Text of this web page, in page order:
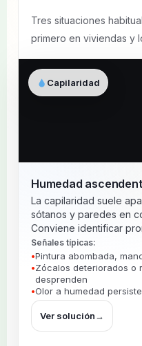
Tres situaciones
primero en viviendas y
Capilaridad
Humedad
La capilaridad suele
sótanos y paredes en
Conviene identificar
Señales típicas:
Pintura abombada,
Zócalos deteriorados o
desprenden
Olor a humedad
Ver solución→